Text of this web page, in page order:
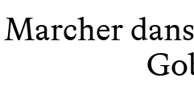
Marcher